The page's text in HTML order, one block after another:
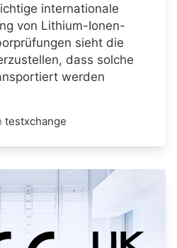
internationale
von Lithium-Ionen-
sieht die
dass solche
werden
testxchange